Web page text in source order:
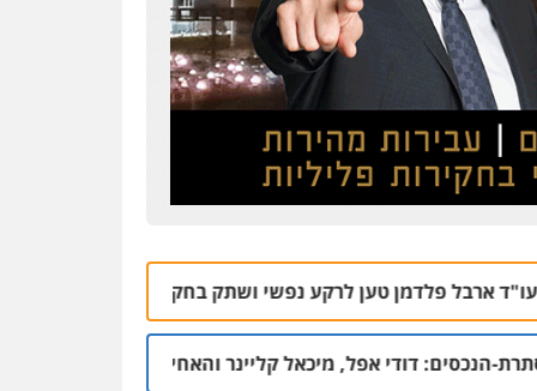
טען לרקע נפשי ושתק בחקירתו 05.08 | 19:50
מיכאל קליינר והאחים איציק ויפה דיין
ויקי שמואל – משרד עו"ד
פלילי משפט פלילי
0528959600
קורל קרוז – עורך דין
פלילי
משפט פלילי
עו"ד עלי סעדי
פלילי פשיעה חמורה ליווי
0508824984